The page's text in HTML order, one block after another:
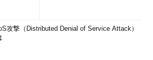
ードも含めてコピーする、など、gets()と
るため、単純に置き換えるだけでは済まな
すが、gets()よりはfgets()を使うよう心掛
攻撃（Distributed Denial of Service Attack）